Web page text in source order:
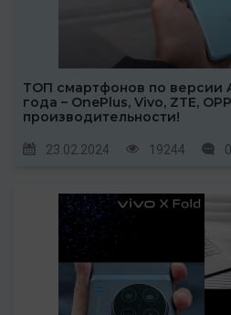
ТОП смартфонов по версии
года – OnePlus, Vivo, ZTE,
производительности!
23.02.2024 19244 0